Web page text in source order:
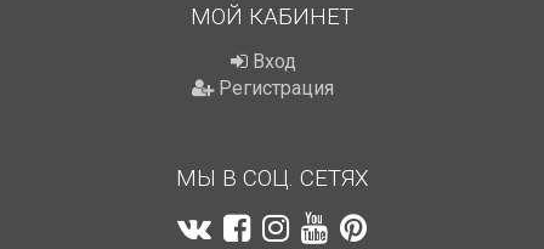
МОЙ КАБИНЕТ
Вход
Регистрация
МЫ В СОЦ. СЕТЯХ